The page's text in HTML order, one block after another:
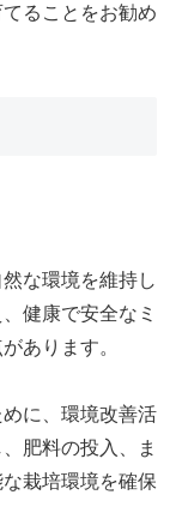
ることをお勧め
な環境を維持し
健康で安全なミ
あります。
に、環境改善活
肥料の投入、ま
栽培環境を確保